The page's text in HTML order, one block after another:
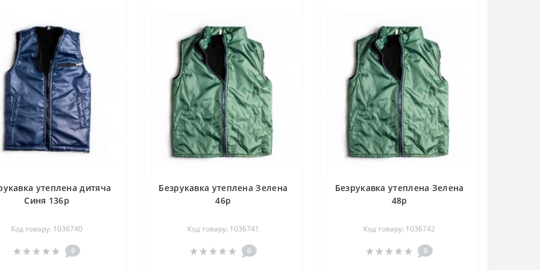
утеплена дитяча
Синя 136р
Код товару: 1036740
0
Безрукавка утеплена Зелена
46р
Код товару: 1036741
0
Безрукавка утеплена Зелена
48р
Код товару: 1036742
0